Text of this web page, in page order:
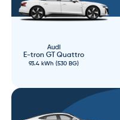
Audi
E-tron GT Quattro
93.4 kWh (530 BG)